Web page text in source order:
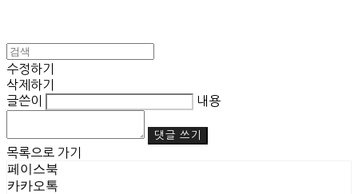
수정하기
삭제하기
글쓴이
내용
댓글 쓰기
목록으로 가기
페이스북
카카오톡